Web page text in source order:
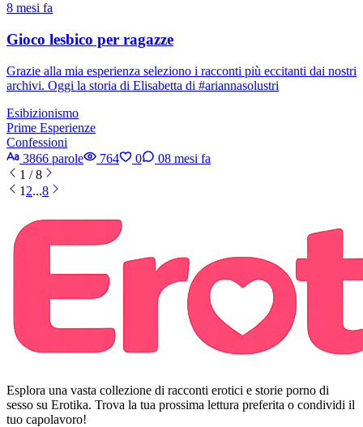
8 mesi fa
Gioco lesbico per ragazze
Grazie alla mia esperienza seleziono i racconti più eccitanti dai nostri
archivi. Oggi la storia di Elisabetta di #ariannasolustri
Esibizionismo
Prime Esperienze
Confessioni
3866 parole
764 0 08 mesi fa
1 / 8
1 2...8
Esplora una vasta collezione di racconti erotici e storie porno di
sesso su Erotika. Trova la tua prossima lettura preferita o condividi il
tuo capolavoro!